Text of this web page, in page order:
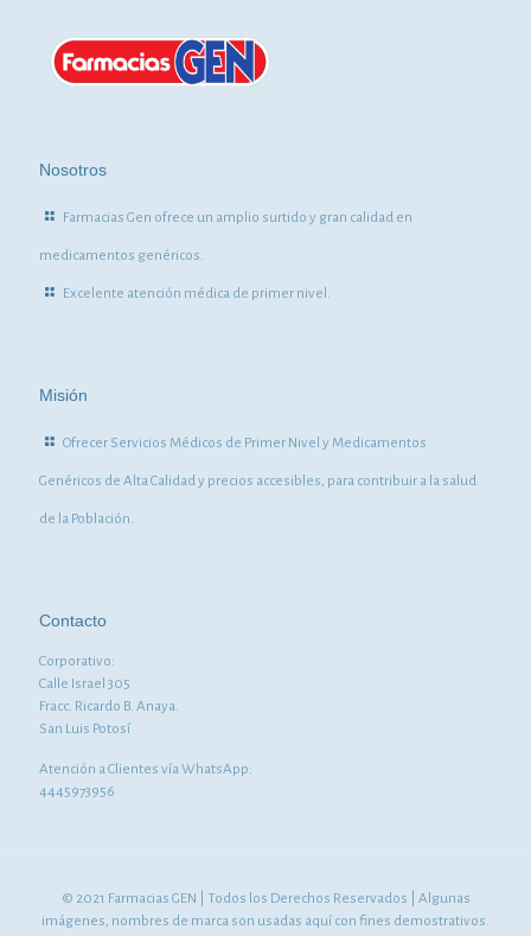
Nosotros
Farmacias Gen ofrece un amplio surtido y gran calidad en
medicamentos genéricos.
Excelente atención médica de primer nivel.
Misión
Ofrecer Servicios Médicos de Primer Nivel y Medicamentos
Genéricos de Alta Calidad y precios accesibles, para contribuir a la salud
de la Población.
Contacto
Corporativo:
Calle Israel 305
Fracc. Ricardo B. Anaya.
San Luis Potosí
Atención a Clientes vía WhatsApp:
4445973956
© 2021 Farmacias GEN | Todos los Derechos Reservados | Algunas
imágenes, nombres de marca son usadas aquí con fines demostrativos.